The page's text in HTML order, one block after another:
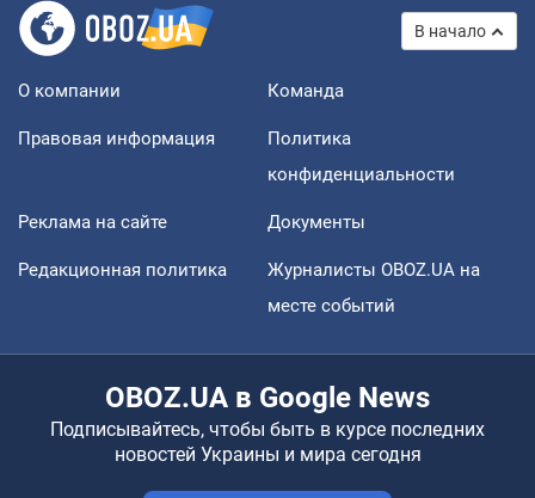
В начало
О компании Команда
Правовая информация
Политика
конфиденциальности
Реклама на сайте Документы
Редакционная политика
Журналисты OBOZ.UA на
месте событий
OBOZ.UA в Google News
Подписывайтесь, чтобы быть в курсе последних
новостей Украины и мира сегодня